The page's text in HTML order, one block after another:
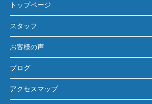
トップページ
スタッフ
お客様の声
ブログ
アクセスマップ